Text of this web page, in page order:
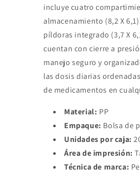
incluye cuatro
almacenamiento (8,2 X
píldoras integrado (3,7 X
cuentan con cierre a
manejo seguro y
las dosis diarias
de medicamentos en
Material: PP
Empaque: Bolsa de
Unidades por caja:
Área de impresión:
Técnica de marca: